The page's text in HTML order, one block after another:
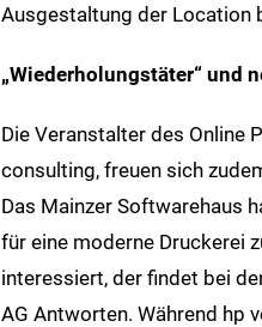
Ausgestaltung der Location
„Wiederholungstäter“ und
Die Veranstalter des Online
consulting, freuen sich
Das Mainzer Softwarehaus
für eine moderne Druckerei
interessiert, der findet bei
AG Antworten. Während hp